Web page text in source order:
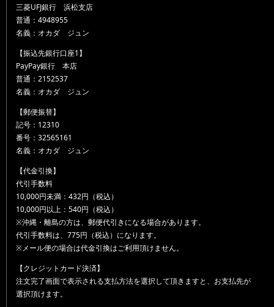
三菱UFJ銀行 浜松支店
普通：4948955
名義：オカダ ジュン
【振込先銀行口座1】
PayPay銀行 本店
普通：2152537
名義：オカダ ジュン
【郵便振替】
記号：12310
番号：32565161
名義：オカダ ジュン
【代金引換】
代引手数料
10,000円未満：432円（税込）
10,000円以上：540円（税込）
※沖縄・離島の方は、郵便代引きになる場合があります。
代引手数料は、775円（税込）になります。
※メール便の場合は代金引換はご利用頂けません。
【クレジットカード決済】
注文完了画面で表示される支払方法を選択して頂きますと、お支払先が
選択頂けます。